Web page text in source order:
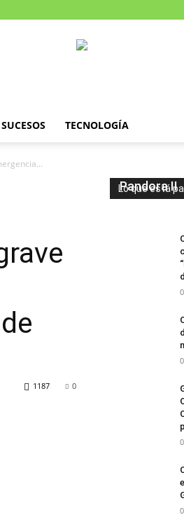
SUCESOS TECNOLOGÍA
0
1187
Lo que está
Pandora II